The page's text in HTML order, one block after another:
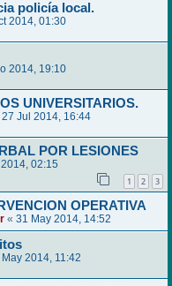
policía local.
2014, 01:30
2014, 19:10
UNIVERSITARIOS.
27 Jul 2014, 16:44
POR LESIONES
02:15
1 2 3
OPERATIVA
« 31 May 2014, 14:52
2014, 11:42